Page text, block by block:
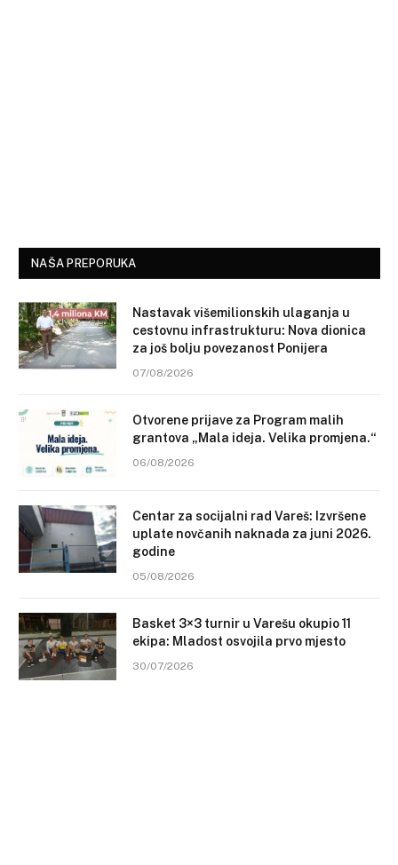
NAŠA PREPORUKA
Nastavak višemilionskih ulaganja u
cestovnu infrastrukturu: Nova dionica
za još bolju povezanost Ponijera
07/08/2026
Otvorene prijave za Program malih
grantova „Mala ideja. Velika promjena.“
06/08/2026
Centar za socijalni rad Vareš: Izvršene
uplate novčanih naknada za juni 2026.
godine
05/08/2026
Basket 3×3 turnir u Varešu okupio 11
ekipa: Mladost osvojila prvo mjesto
30/07/2026